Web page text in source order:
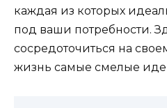
каждая из которых
под ваши потребности.
сосредоточиться на
жизнь самые смелые